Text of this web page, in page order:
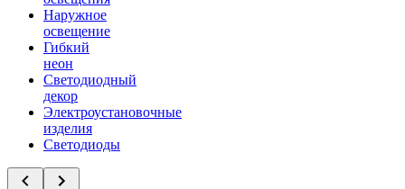
Наружное
освещение
Гибкий
неон
Светодиодный
декор
Электроустановочные
изделия
Светодиоды